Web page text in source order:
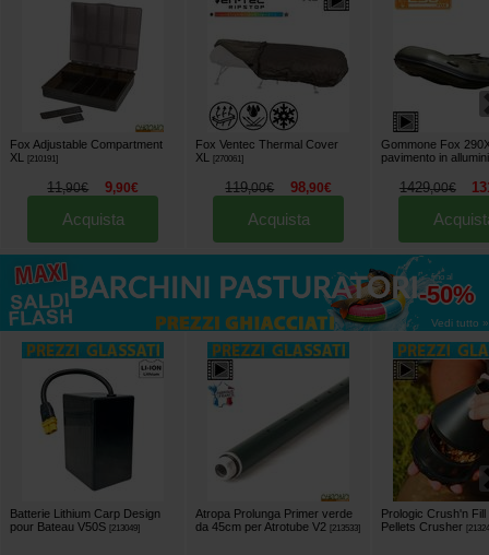
Fox Adjustable Compartment
XL
210191]
11,90€ 9,90€
Acquista
Fox Ventec Thermal Cover
XL
270061]
119,00€ 98,90€
Acquista
Gommone Fox
pavimento in
1429,00€
fino al
-50%
Vedi tutto »
Batterie Lithium Carp Design
pour Bateau V50S [213049]
Atropa Prolunga Primer verde
da 45cm per Atrotube V2 [213533]
Prologic Crush'n Fill
Pellets Crusher [